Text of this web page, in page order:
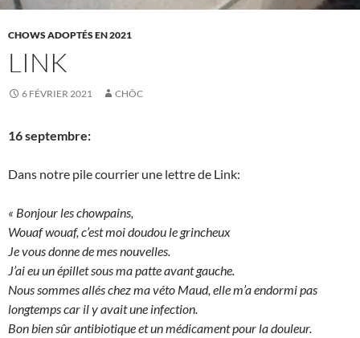
CHOWS ADOPTÉS EN 2021
LINK
6 FÉVRIER 2021 CHÔC
16 septembre:
Dans notre pile courrier une lettre de Link:
« Bonjour les chowpains,
Wouaf wouaf, c’est moi doudou le grincheux
Je vous donne de mes nouvelles.
J’ai eu un épillet sous ma patte avant gauche.
Nous sommes allés chez ma véto Maud, elle m’a endormi pas
longtemps car il y avait une infection.
Bon bien sûr antibiotique et un médicament pour la douleur.